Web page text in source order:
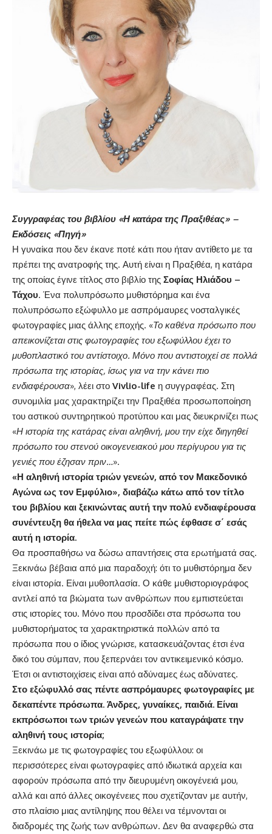
Συγγραφέας του βιβλίου «Η κατάρα της Πραξιθέας» –
Εκδόσεις «Πηγή»
Η γυναίκα που δεν έκανε ποτέ κάτι που ήταν αντίθετο με τα
πρέπει της ανατροφής της. Αυτή είναι η Πραξιθέα, η κατάρα
της οποίας έγινε τίτλος στο βιβλίο της Σοφίας Ηλιάδου –
Τάχου. Ένα πολυπρόσωπο μυθιστόρημα και ένα
πολυπρόσωπο εξώφυλλο με ασπρόμαυρες νοσταλγικές
φωτογραφίες μιας άλλης εποχής. «Το καθένα πρόσωπο που
απεικονίζεται στις φωτογραφίες του εξωφύλλου έχει το
μυθοπλαστικό του αντίστοιχο. Μόνο που αντιστοιχεί σε πολλά
πρόσωπα της ιστορίας, ίσως για να την κάνει πιο
ενδιαφέρουσα», λέει στο Vivlio-life η συγγραφέας. Στη
συνομιλία μας χαρακτηρίζει την Πραξιθέα προσωποποίηση
του αστικού συντηρητικού προτύπου και μας διευκρινίζει πως
«Η ιστορία της κατάρας είναι αληθινή, μου την είχε διηγηθεί
πρόσωπο του στενού οικογενειακού μου περίγυρου για τις
γενιές που έζησαν πριν…».
«Η αληθινή ιστορία τριών γενεών, από τον Μακεδονικό
Αγώνα ως τον Εμφύλιο», διαβάζω κάτω από τον τίτλο
του βιβλίου και ξεκινώντας αυτή την πολύ ενδιαφέρουσα
συνέντευξη θα ήθελα να μας πείτε πώς έφθασε σ΄ εσάς
αυτή η ιστορία.
Θα προσπαθήσω να δώσω απαντήσεις στα ερωτήματά σας.
Ξεκινάω βέβαια από μια παραδοχή: ότι το μυθιστόρημα δεν
είναι ιστορία. Είναι μυθοπλασία. Ο κάθε μυθιστοριογράφος
αντλεί από τα βιώματα των ανθρώπων που εμπιστεύεται
στις ιστορίες του. Μόνο που προσδίδει στα πρόσωπα του
μυθιστορήματος τα χαρακτηριστικά πολλών από τα
πρόσωπα που ο ίδιος γνώρισε, κατασκευάζοντας έτσι ένα
δικό του σύμπαν, που ξεπερνάει τον αντικειμενικό κόσμο.
Έτσι οι αντιστοιχίσεις είναι από αδύναμες έως αδύνατες.
Στο εξώφυλλό σας πέντε ασπρόμαυρες φωτογραφίες με
δεκαπέντε πρόσωπα. Άνδρες, γυναίκες, παιδιά. Είναι
εκπρόσωποι των τριών γενεών που καταγράψατε την
αληθινή τους ιστορία;
Ξεκινάω με τις φωτογραφίες του εξωφύλλου: οι
περισσότερες είναι φωτογραφίες από ιδιωτικά αρχεία και
αφορούν πρόσωπα από την διευρυμένη οικογένειά μου,
αλλά και από άλλες οικογένειες που σχετίζονταν με αυτήν,
στο πλαίσιο μιας αντίληψης που θέλει να τέμνονται οι
διαδρομές της ζωής των ανθρώπων. Δεν θα αναφερθώ στα